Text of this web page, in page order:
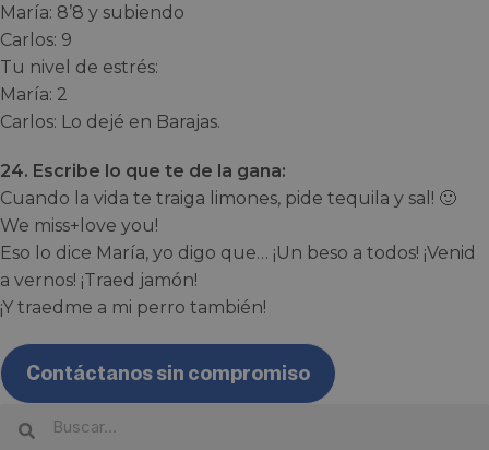
María: 8’8 y subiendo
Carlos: 9
Tu nivel de estrés:
María: 2
Carlos: Lo dejé en Barajas.
24. Escribe lo que te de la gana:
Cuando la vida te traiga limones, pide tequila y sal! 🙂
We miss+love you!
Eso lo dice María, yo digo que… ¡Un beso a todos! ¡Venid
a vernos! ¡Traed jamón!
¡Y traedme a mi perro también!
Contáctanos sin compromiso